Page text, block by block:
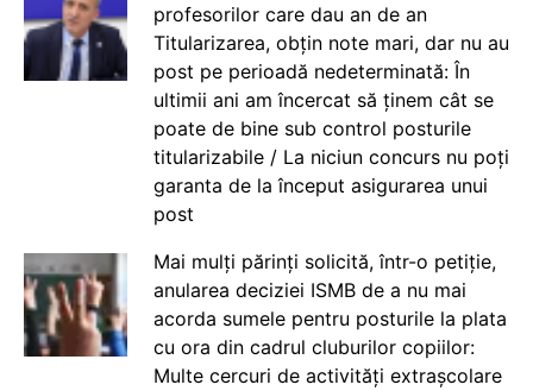
profesorilor care dau an de an
Titularizarea, obțin note mari, dar nu au
post pe perioadă nedeterminată: În
ultimii ani am încercat să ținem cât se
poate de bine sub control posturile
titularizabile / La niciun concurs nu poți
garanta de la început asigurarea unui
post
Mai mulți părinți solicită, într-o petiție,
anularea deciziei ISMB de a nu mai
acorda sumele pentru posturile la plata
cu ora din cadrul cluburilor copiilor:
Multe cercuri de activități extrașcolare